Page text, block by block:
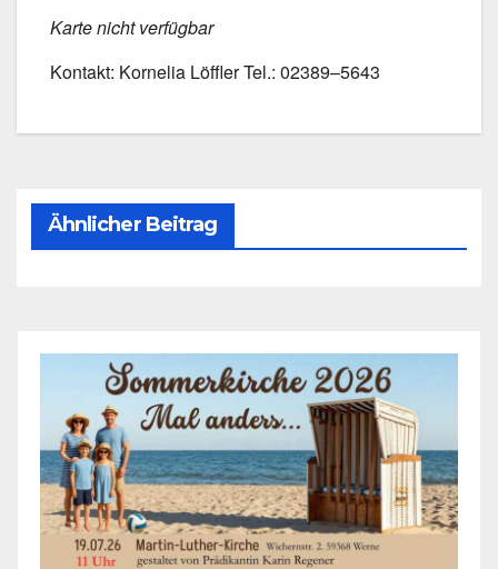
Kar­te nicht ver­füg­bar
Kon­takt: Kor­ne­lia Löff­ler Tel.: 02389–5643
Ähnlicher Beitrag